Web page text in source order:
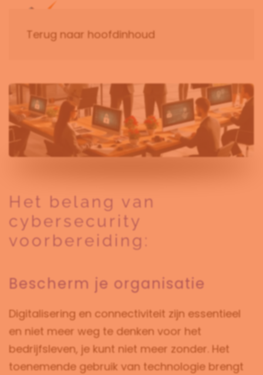
Terug naar hoofdinhoud
Het belang van
cybersecurity
voorbereiding:
Bescherm je organisatie
Digitalisering en connectiviteit zijn essentieel
en niet meer weg te denken voor het
bedrijfsleven, je kunt niet meer zonder. Het
toenemende gebruik van technologie brengt